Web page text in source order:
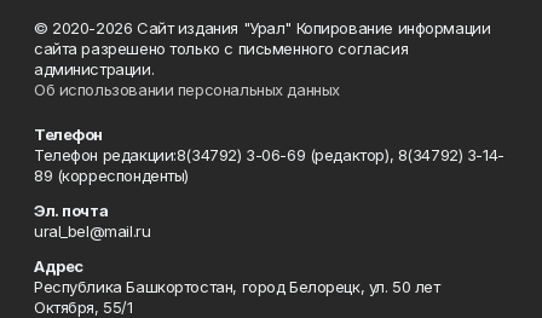
© 2020-2026 Сайт издания "Урал" Копирование информации
сайта разрешено только с письменного согласия
администрации.
Об использовании персональных данных
Телефон
Телефон редакции:8(34792) 3-06-69 (редактор), 8(34792) 3-14-
89 (корреспонденты)
Эл. почта
ural_bel@mail.ru
Адрес
Республика Башкортостан, город Белорецк, ул. 50 лет
Октября, 55/1